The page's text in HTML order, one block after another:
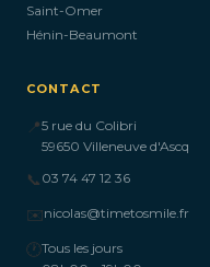
Saint-Omer
Hénin-Beaumont
CONTACT
📍5 rue du Colibri
59650 Villeneuve d'Ascq
📞 03 74 47 12 36
✉️nicolas@timetosmile.fr
🕐Tous les jours